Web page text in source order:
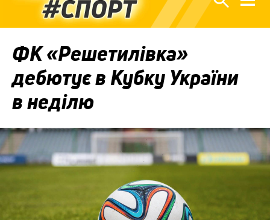
ФК «Решетилівка»
дебютує в Кубку України
в неділю